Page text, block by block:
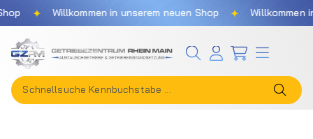
Zum Hauptinhalt springen
✦ Willkommen in unserem neuen Shop ✦ Willkommen